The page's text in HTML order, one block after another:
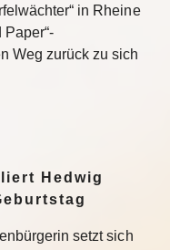
in Rheine
Weg zurück zu sich
Hedwig
setzt sich